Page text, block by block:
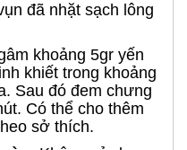
đã nhặt sạch lông
khoảng 5gr yến
khiết trong khoảng
Sau đó đem chưng
Có thể cho thêm
sở thích.